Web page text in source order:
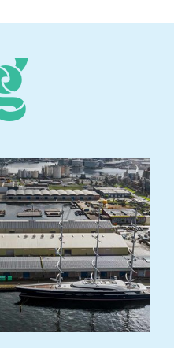
KOOPMAN CAR
GEEFT GAS OP
ENERGIETRANSITIE